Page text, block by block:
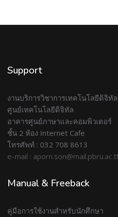
Support
งานบริการวิชาการเทคโนโลยีดิจิทัล
ศูนย์เทคโนโลยีดิจิทัล
อาคารศูนย์ภาษาและคอมพิวเตอร์
ชั้น 2 ห้อง Internet Cafe
โทรศัพท์ : 032 708 8613
e-mail :
Manual & Freeback
คู่มือการใช้งานสำหรับนักศึกษา